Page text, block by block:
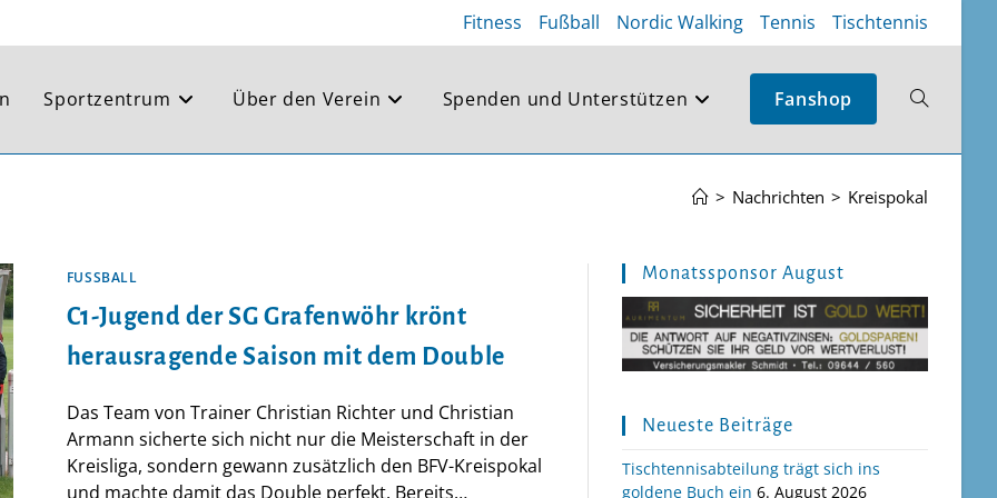
Fitness Fußball Nordic Walking Tennis Tischtennis
Sportzentrum Über den Verein Spenden und Unterstützen Fanshop Website-
Suche
> Nachrichten > Kreispokal
FUSSBALL
C1-Jugend der SG Grafenwöhr krönt
herausragende Saison mit dem Double
Das Team von Trainer Christian Richter und Christian
Armann sicherte sich nicht nur die Meisterschaft in der
Kreisliga, sondern gewann zusätzlich den BFV-Kreispokal
und machte damit das Double perfekt. Bereits…
Monatssponsor August
Neueste Beiträge
Tischtennisabteilung trägt sich ins
goldene Buch ein 6. August 2026